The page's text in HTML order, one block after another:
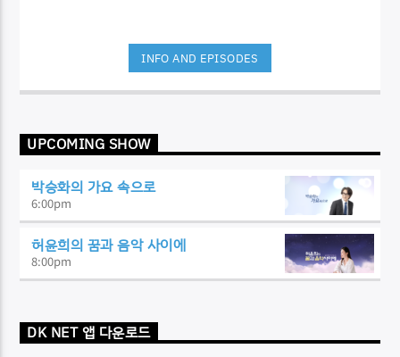
INFO AND EPISODES
UPCOMING SHOW
박승화의 가요 속으로
6:00pm
허윤희의 꿈과 음악 사이에
8:00pm
DK NET 앱 다운로드